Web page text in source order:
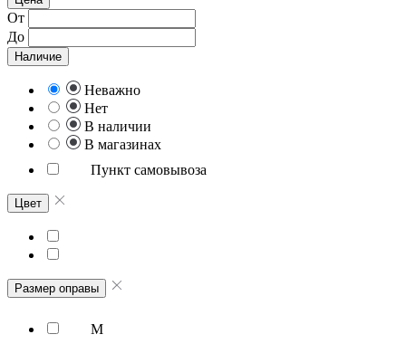
От
До
Наличие
Неважно
Нет
В наличии
В магазинах
Пункт самовывоза
Цвет
Размер оправы
M